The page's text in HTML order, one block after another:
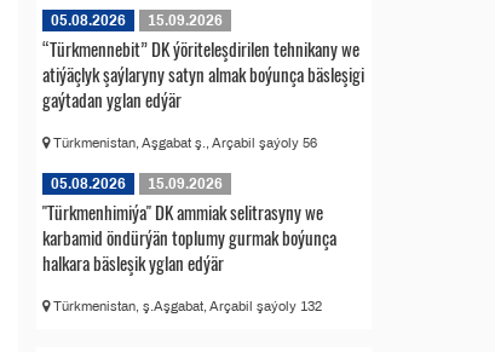
05.08.2026 15.09.2026
“Türkmennebit” DK ýöriteleşdirilen tehnikany we
atiýäçlyk şaýlaryny satyn almak boýunça bäsleşigi
gaýtadan yglan edýär
Türkmenistan, Aşgabat ş., Arçabil şaýoly 56
05.08.2026 15.09.2026
"Türkmenhimiýa" DK ammiak selitrasyny we
karbamid öndürýän toplumy gurmak boýunça
halkara bäsleşik yglan edýär
Türkmenistan, ş.Aşgabat, Arçabil şaýoly 132